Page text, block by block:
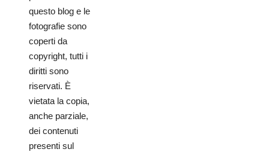
questo blog e le
fotografie sono
coperti da
copyright, tutti i
diritti sono
riservati. È
vietata la copia,
anche parziale,
dei contenuti
presenti sul